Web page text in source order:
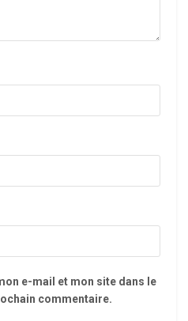
e-mail et mon site dans le
commentaire.